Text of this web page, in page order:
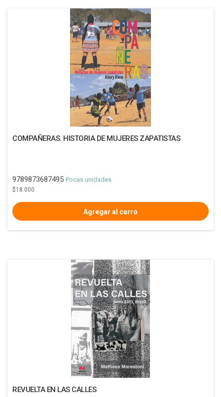
COMPAÑERAS. HISTORIA DE MUJERES ZAPATISTAS
9789873687495 Pocas unidades
$18.000
REVUELTA EN LAS CALLES